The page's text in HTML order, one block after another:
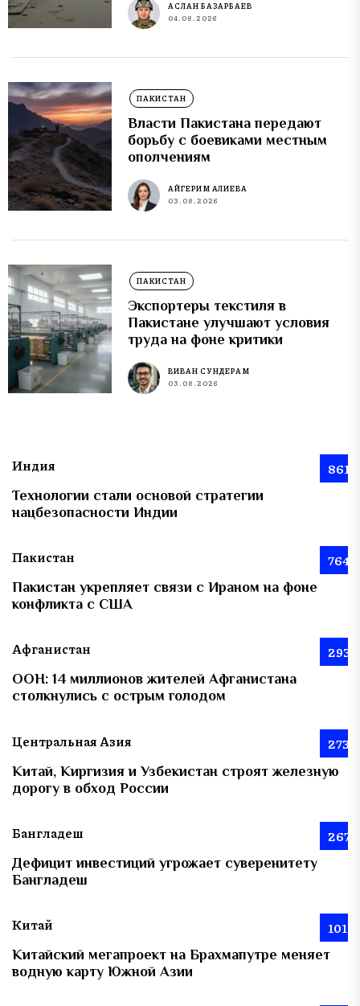
АСЛАН БАЗАРБАЕВ
04.08.2026
ПАКИСТАН
Власти Пакистана передают
борьбу с боевиками местным
ополчениям
АЙГЕРИМ АЛИЕВА
03.08.2026
ПАКИСТАН
Экспортеры текстиля в
Пакистане улучшают условия
труда на фоне критики
ВИВАН СУНДЕРАМ
03.08.2026
Индия 861
Технологии стали основой стратегии
нацбезопасности Индии
Пакистан 764
Пакистан укрепляет связи с Ираном на фоне
конфликта с США
Афганистан 293
ООН: 14 миллионов жителей Афганистана
столкнулись с острым голодом
Центральная Азия 273
Китай, Киргизия и Узбекистан строят железную
дорогу в обход России
Бангладеш 267
Дефицит инвестиций угрожает суверенитету
Бангладеш
Китай 101
Китайский мегапроект на Брахмапутре меняет
водную карту Южной Азии